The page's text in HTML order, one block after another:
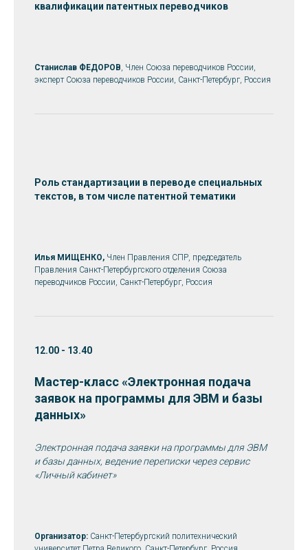
квалификации патентных переводчиков
Станислав ФЕДОРОВ, Член Союза переводчиков России,
эксперт Союза переводчиков России, Санкт-Петербург, Россия
Роль стандартизации в переводе специальных
текстов, в том числе патентной тематики
Илья МИЩЕНКО, Член Правления СПР, председатель
Правления Санкт-Петербургского отделения Союза
переводчиков России, Санкт-Петербург, Россия
12.00 - 13.40
Мастер-класс «Электронная подача
заявок на программы для ЭВМ и базы
данных»
Электронная подача заявки на программы для ЭВМ
и базы данных, ведение переписки через сервис
«Личный кабинет»
Организатор: Санкт-Петербургский политехнический